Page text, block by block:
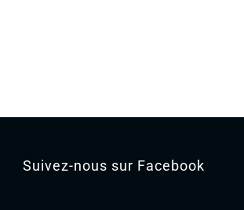
Suivez-nous sur Facebook